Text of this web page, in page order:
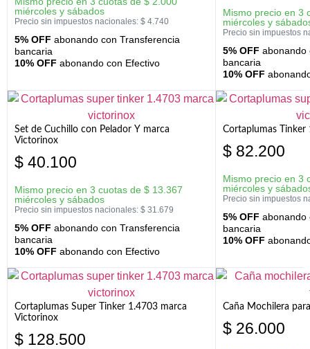
miércoles y sábados
Precio sin impuestos nacionales: $ 4.740
5% OFF abonando con Transferencia
bancaria
10% OFF abonando con Efectivo
Mismo precio en 3
miércoles y
Precio sin impuestos
5% OFF abonando
bancaria
10% OFF
Set de Cuchillo con Pelador Y marca
Victorinox
$ 40.100
Mismo precio en 3 cuotas de $ 13.367
miércoles y sábados
Precio sin impuestos nacionales: $ 31.679
5% OFF abonando con Transferencia
bancaria
10% OFF abonando con Efectivo
Cortaplumas
$ 82.200
Mismo precio en 3
miércoles y
Precio sin impuestos
5% OFF abonando
bancaria
10% OFF
Cortaplumas Super Tinker 1.4703 marca
Victorinox
$ 128.500
Caña Mochilera
$ 26.000